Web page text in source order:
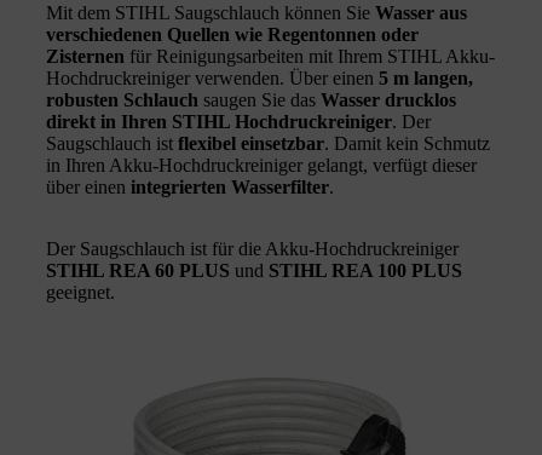
Mit dem STIHL Saugschlauch können Sie Wasser aus
verschiedenen Quellen wie Regentonnen oder
Zisternen für Reinigungsarbeiten mit Ihrem STIHL Akku-
Hochdruckreiniger verwenden. Über einen 5 m langen,
robusten Schlauch saugen Sie das Wasser drucklos
direkt in Ihren STIHL Hochdruckreiniger. Der
Saugschlauch ist flexibel einsetzbar. Damit kein Schmutz
in Ihren Akku-Hochdruckreiniger gelangt, verfügt dieser
über einen integrierten Wasserfilter.
Der Saugschlauch ist für die Akku-Hochdruckreiniger
STIHL REA 60 PLUS und STIHL REA 100 PLUS
geeignet.